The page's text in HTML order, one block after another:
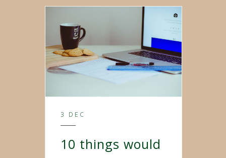
3 DEC
10 things would